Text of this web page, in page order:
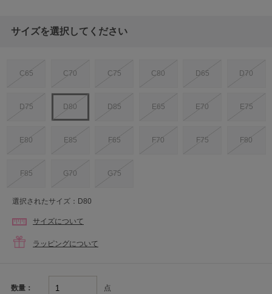
サイズを選択してください
C65 C70 C75 C80 D65 D70
D75 D80 D85 E65 E70 E75
E80 E85 F65 F70 F75 F80
F85 G70 G75
選択されたサイズ：D80
サイズについて
ラッピングについて
数量： 点